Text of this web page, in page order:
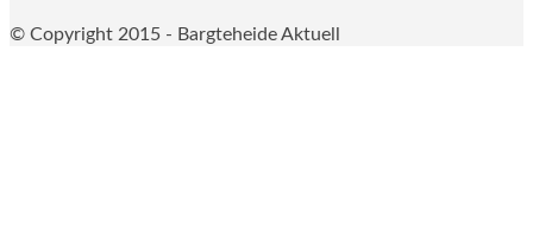
© Copyright 2015 - Bargteheide Aktuell